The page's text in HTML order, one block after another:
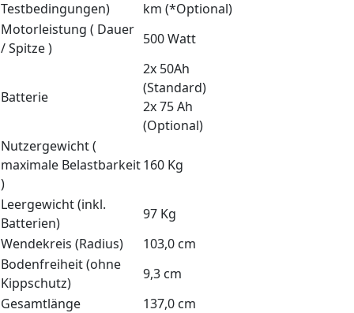
Testbedingungen)
km (*Optional)
Motorleistung ( Dauer
/ Spitze )
500 Watt
Batterie
2x 50Ah
(Standard)
2x 75 Ah
(Optional)
Nutzergewicht (
maximale Belastbarkeit
)
160 Kg
Leergewicht (inkl.
Batterien)
97 Kg
Wendekreis (Radius)
103,0 cm
Bodenfreiheit (ohne
Kippschutz)
9,3 cm
Gesamtlänge
137,0 cm